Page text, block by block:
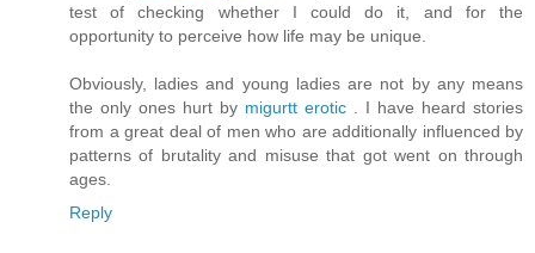
test of checking whether I could do it, and for the
opportunity to perceive how life may be unique.
Obviously, ladies and young ladies are not by any means
the only ones hurt by migurtt erotic . I have heard stories
from a great deal of men who are additionally influenced by
patterns of brutality and misuse that got went on through
ages.
Reply